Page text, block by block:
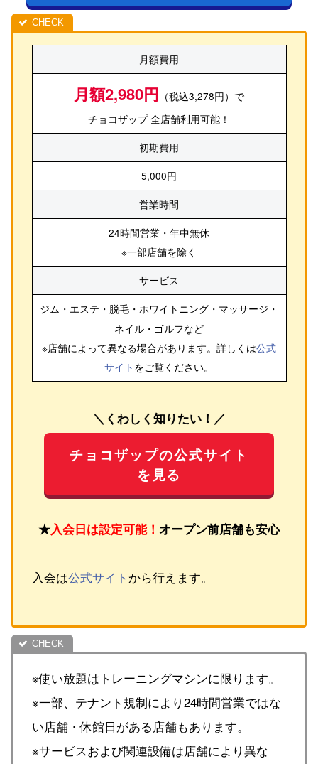
月額費用
月額2,980円 （税込3,278円）で
チョコザップ 全店舗利用可能！
初期費用
5,000円
営業時間
24時間営業・年中無休
※一部店舗を除く
サービス
ジム・エステ・脱毛・ホワイトニング・マッサージ・
ネイル・ゴルフなど
※店舗によって異なる場合があります。詳しくは公式
サイト をご覧ください。
＼くわしく知りたい！／
チョコザップの公式サイト
を見る
★入会日は設定可能！ オープン前店舗も安心
入会は公式サイト から行えます。
※使い放題はトレーニングマシンに限ります。
※一部、テナント規制により24時間営業ではな
い店舗・休館日がある店舗もあります。
※サービスおよび関連設備は店舗により異な